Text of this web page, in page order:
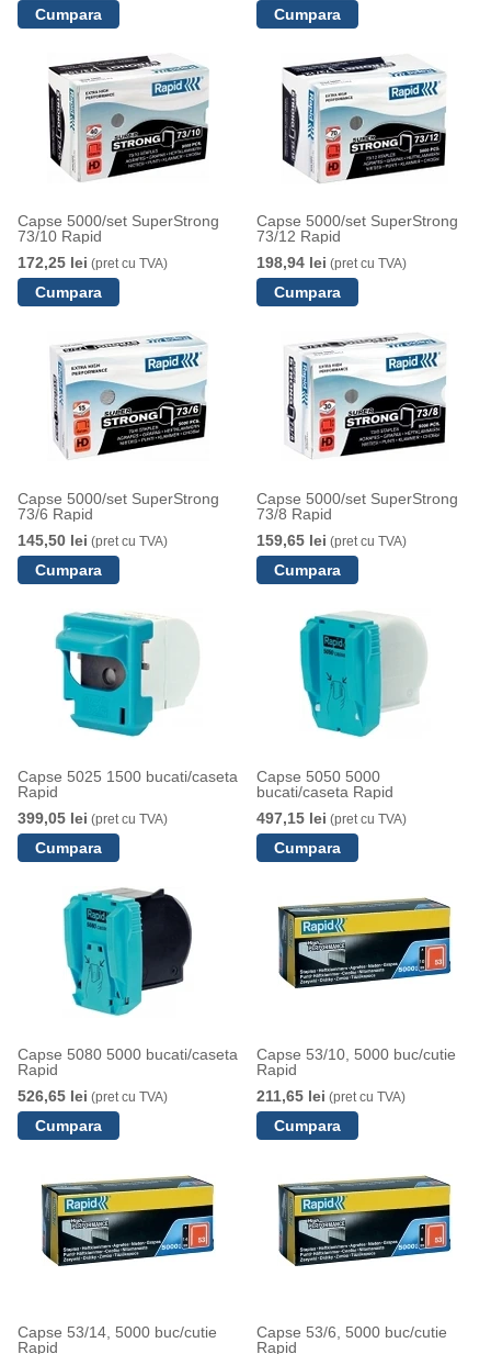
Capse 5000/set SuperStrong
73/10 Rapid
172,25 lei (pret cu TVA)
Capse 5000/set SuperStrong
73/12 Rapid
198,94 lei (pret cu TVA)
Capse 5000/set SuperStrong
73/6 Rapid
145,50 lei (pret cu TVA)
Capse 5000/set SuperStrong
73/8 Rapid
159,65 lei (pret cu TVA)
Capse 5025 1500 bucati/caseta
Rapid
399,05 lei (pret cu TVA)
Capse 5050 5000
bucati/caseta Rapid
497,15 lei (pret cu TVA)
Capse 5080 5000 bucati/caseta
Rapid
526,65 lei (pret cu TVA)
Capse 53/10, 5000 buc/cutie
Rapid
211,65 lei (pret cu TVA)
Capse 53/14, 5000 buc/cutie
Rapid
Capse 53/6, 5000 buc/cutie
Rapid